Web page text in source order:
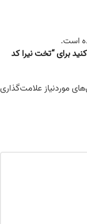
است.
برای “تخت نیرا کد
موردنیاز علامت‌گذاری